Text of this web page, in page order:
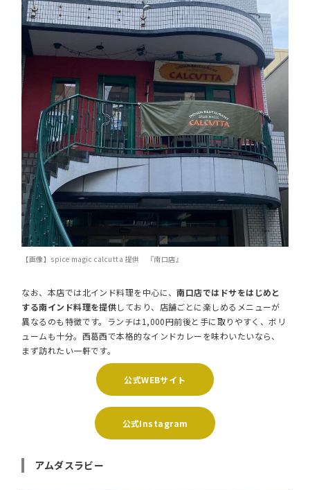
【画像】spice magic calcutta 提供 『南口店』
なお、本店では北インド料理を中心に、南口店ではドサをはじめと
する南インド料理を提供しており、店舗ごとに楽しめるメニューが
異なるのも特徴です。ランチは1,000円前後と手に取りやすく、ボリ
ュームも十分。西葛西で本格的なインドカレーを味わいたいなら、
まず訪れたい一軒です。
公式WEBサイト
公式Instagram
アムダスラビー